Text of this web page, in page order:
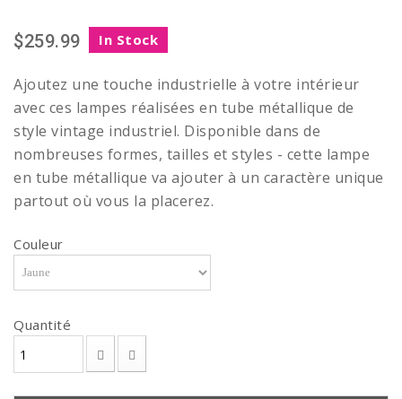
$259.99 In Stock
Ajoutez une touche industrielle à votre intérieur
avec ces lampes réalisées en tube métallique de
style vintage industriel. Disponible dans de
nombreuses formes, tailles et styles - cette lampe
en tube métallique va ajouter à un caractère unique
partout où vous la placerez.
Couleur
Quantité